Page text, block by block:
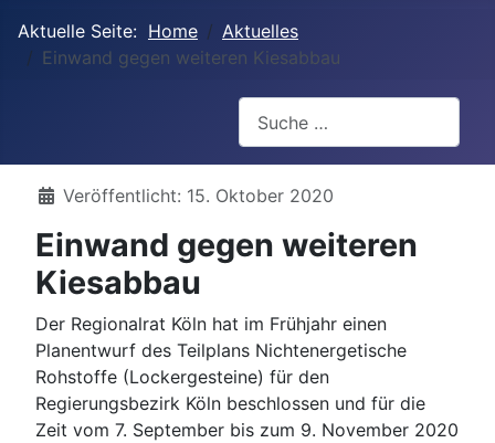
Aktuelle Seite: Home
Aktuelles
Einwand gegen weiteren Kiesabbau
Details
Veröffentlicht: 15. Oktober 2020
Einwand gegen weiteren
Kiesabbau
Der Regionalrat Köln hat im Frühjahr einen
Planentwurf des Teilplans Nichtenergetische
Rohstoffe (Lockergesteine) für den
Regierungsbezirk Köln beschlossen und für die
Zeit vom 7. September bis zum 9. November 2020